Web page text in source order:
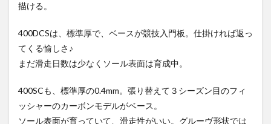
描ける。
400DCSは、標準厚で、ベースが競技入門板。仕掛ければ返っ
てくる愉しさ♪
まだ滑走日数は少なくソール表面は育成中。
400SCも、標準厚の0.4mm。張り替えて３シーズン目のフィ
ッシャーのカーボンモデルがベース。
ソール表面が育っていて、滑走性がいい。グルーヴ形状では